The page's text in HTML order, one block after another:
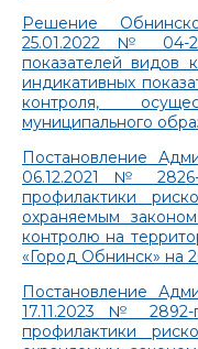
Решение
25.01.2022 № 04-
показателей видов
индикативных
контроля,
муниципального
Постановление
06.12.2021 №
профилактики
охраняемым
контролю на
«Город Обнинск» на
Постановление
17.11.2023 №
профилактики